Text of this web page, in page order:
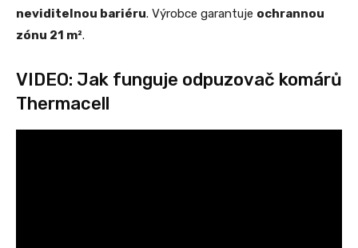
neviditelnou bariéru. Výrobce garantuje ochrannou
zónu 21 m².
VIDEO: Jak funguje odpuzovač komárů
Thermacell